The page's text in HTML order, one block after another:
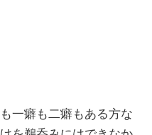
一癖も二癖もある方な